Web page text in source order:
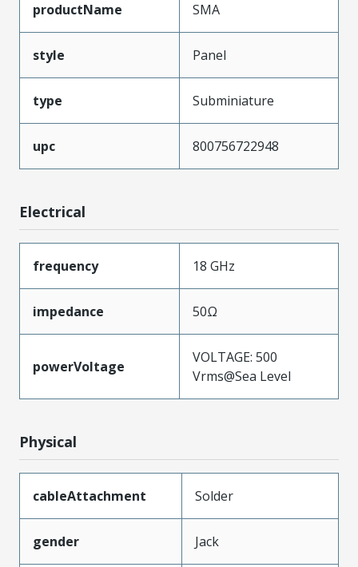
productName SMA
style Panel
type Subminiature
upc 800756722948
Electrical
frequency 18 GHz
impedance 50Ω
powerVoltage
VOLTAGE: 500
Vrms@Sea Level
Physical
cableAttachment Solder
gender Jack